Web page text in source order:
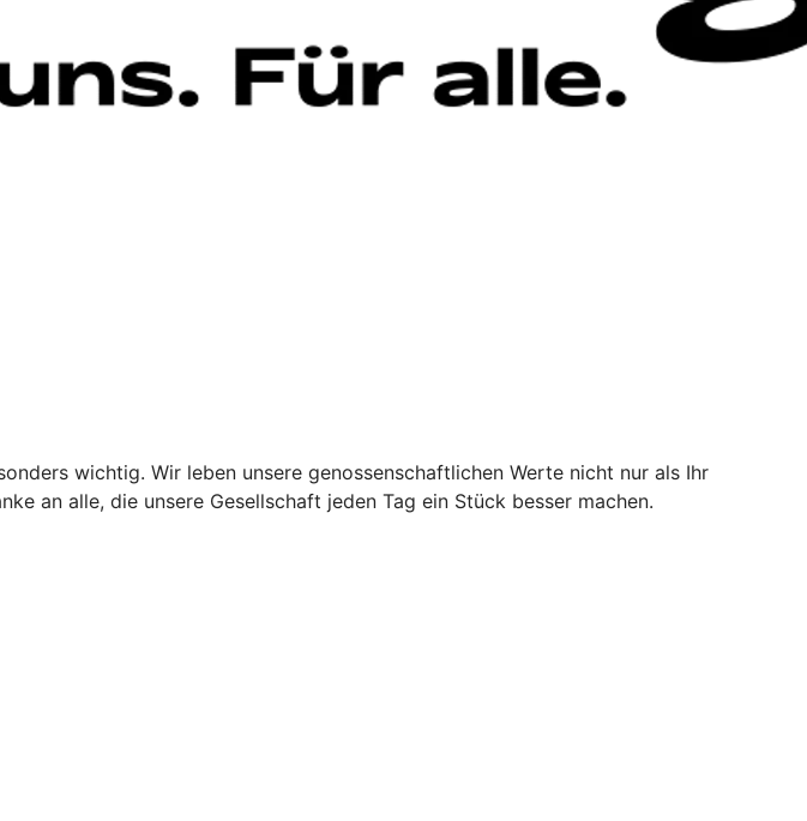
wichtig. Wir leben unsere genossenschaftlichen Werte nicht nur als Ihr
an alle, die unsere Gesellschaft jeden Tag ein Stück besser machen.